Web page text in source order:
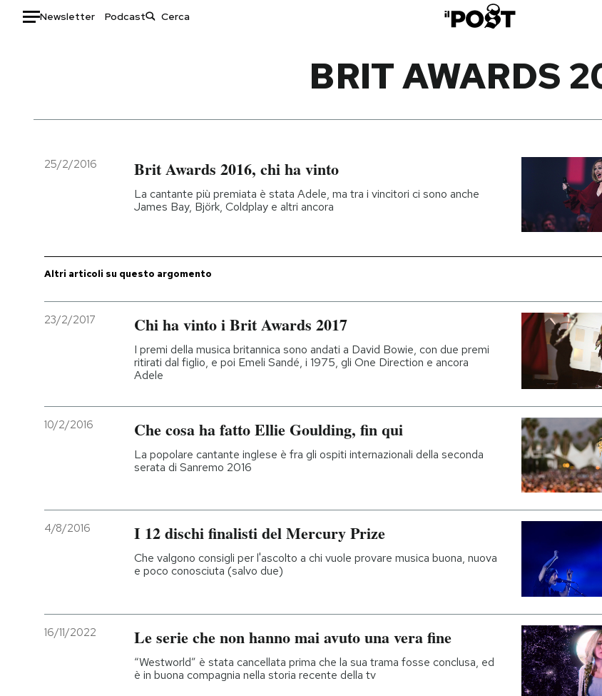
Newsletter Podcast
Italia
Politica
Moda
Ok Boomer!
CALENDARIO
Entra
BRIT AWARDS
25/2/2016 Brit Awards 2016, chi ha vinto
La cantante più premiata è stata Adele, ma tra i vincitori ci sono anche
James Bay, Björk, Coldplay e altri ancora
Altri articoli su questo argomento
23/2/2017 Chi ha vinto i Brit Awards 2017
I premi della musica britannica sono andati a David Bowie, con due premi
ritirati dal figlio, e poi Emeli Sandé, i 1975, gli One Direction e ancora
Adele
10/2/2016 Che cosa ha fatto Ellie Goulding, fin qui
La popolare cantante inglese è fra gli ospiti internazionali della seconda
serata di Sanremo 2016
4/8/2016 I 12 dischi finalisti del Mercury Prize
Che valgono consigli per l'ascolto a chi vuole provare musica buona, nuova
e poco conosciuta (salvo due)
16/11/2022 Le serie che non hanno mai avuto una vera fine
“Westworld” è stata cancellata prima che la sua trama fosse conclusa, ed
è in buona compagnia nella storia recente della tv